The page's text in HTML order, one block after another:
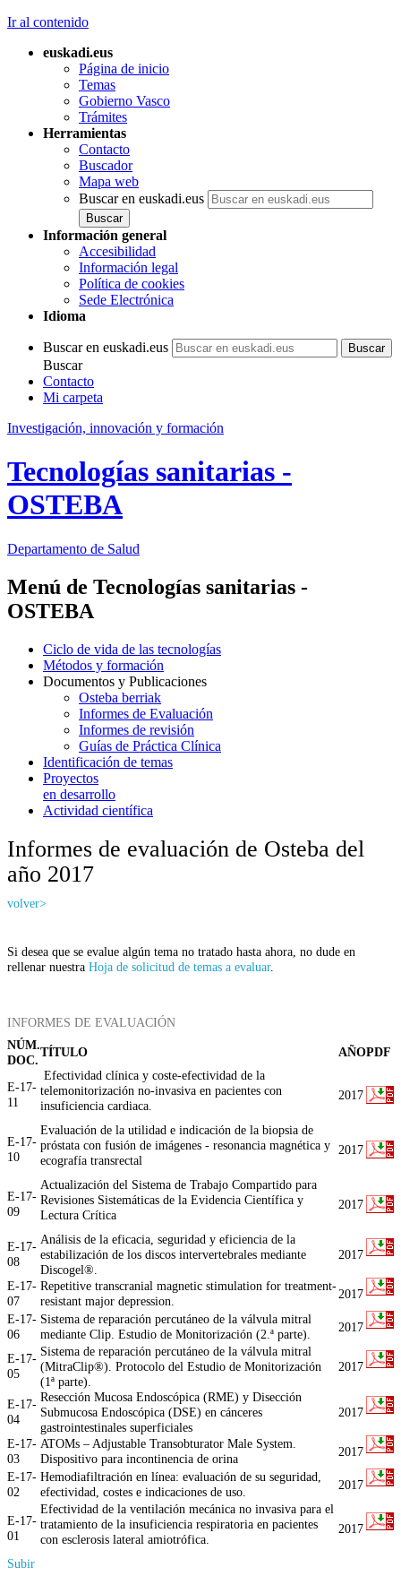
Ir al contenido
euskadi.eus
Página de inicio
Temas
Gobierno Vasco
Trámites
Herramientas
Contacto
Buscador
Mapa web
Buscar en euskadi.eus
Información general
Accesibilidad
Información legal
Política de cookies
Sede Electrónica
Idioma
Buscar en euskadi.eus
Buscar
Contacto
Mi carpeta
Investigación, innovación y formación
Tecnologías sanitarias -
OSTEBA
Departamento de Salud
Menú de Tecnologías sanitarias -
OSTEBA
Ciclo de vida de las tecnologías
Métodos y formación
Documentos y Publicaciones
Osteba berriak
Informes de Evaluación
Informes de revisión
Guías de Práctica Clínica
Identificación de temas
Proyectos
en desarrollo
Actividad científica
Informes de evaluación de Osteba del
año 2017
volver>
Si desea que se evalue algún tema no tratado hasta ahora, no dude en
rellenar nuestra Hoja de solicitud de temas a evaluar.
INFORMES DE EVALUACIÓN
NÚM.
DOC.
TÍTULO AÑOPDF
E-17-
11
Efectividad clínica y coste-efectividad de la
telemonitorización no-invasiva en pacientes con
insuficiencia cardiaca.
2017
E-17-
10
Evaluación de la utilidad e indicación de la biopsia de
próstata con fusión de imágenes - resonancia magnética y
ecografía transrectal
2017
E-17-
09
Actualización del Sistema de Trabajo Compartido para
Revisiones Sistemáticas de la Evidencia Científica y
Lectura Crítica
2017
E-17-
08
Análisis de la eficacia, seguridad y eficiencia de la
estabilización de los discos intervertebrales mediante
Discogel®.
2017
E-17-
07
Repetitive transcranial magnetic stimulation for treatment-
resistant major depression.
2017
E-17-
06
Sistema de reparación percutáneo de la válvula mitral
mediante Clip. Estudio de Monitorización (2.ª parte).
2017
E-17-
05
Sistema de reparación percutáneo de la válvula mitral
(MitraClip®). Protocolo del Estudio de Monitorización
(1ª parte).
2017
E-17-
04
Resección Mucosa Endoscópica (RME) y Disección
Submucosa Endoscópica (DSE) en cánceres
gastrointestinales superficiales
2017
E-17-
03
ATOMs – Adjustable Transobturator Male System.
Dispositivo para incontinencia de orina
2017
E-17-
02
Hemodiafiltración en línea: evaluación de su seguridad,
efectividad, costes e indicaciones de uso.
2017
E-17-
01
Efectividad de la ventilación mecánica no invasiva para el
tratamiento de la insuficiencia respiratoria en pacientes
con esclerosis lateral amiotrófica.
2017
Subir